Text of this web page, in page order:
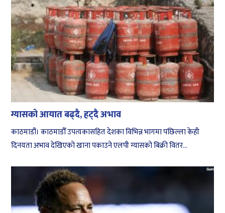
ग्यासको आयात बढ्दै, हट्दै अभाव
काठमाडौं। काठमाडौँ उपत्यकासहित देशका विभिन्न भागमा पछिल्ला केही
दिनयता अभाव देखिएको खाना पकाउने एलपी ग्यासको बिक्री वितर...